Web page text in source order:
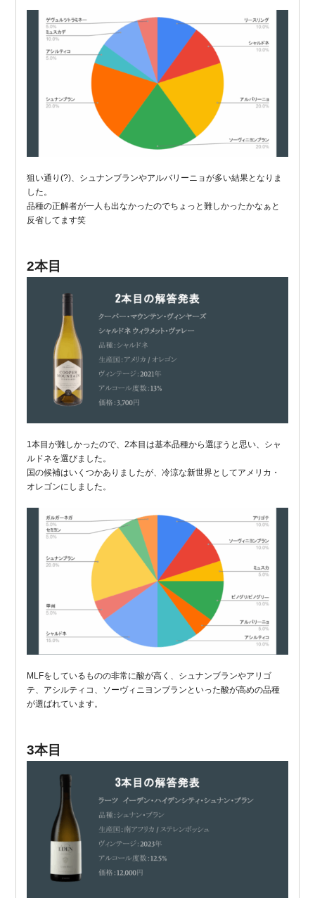
狙い通り(?)、シュナンブランやアルバリーニョが多い結果となりま
した。
品種の正解者が一人も出なかったのでちょっと難しかったかなぁと
反省してます笑
2本目
1本目が難しかったので、2本目は基本品種から選ぼうと思い、シャ
ルドネを選びました。
国の候補はいくつかありましたが、冷涼な新世界としてアメリカ・
オレゴンにしました。
MLFをしているものの非常に酸が高く、シュナンブランやアリゴ
テ、アシルティコ、ソーヴィニヨンブランといった酸が高めの品種
が選ばれています。
3本目